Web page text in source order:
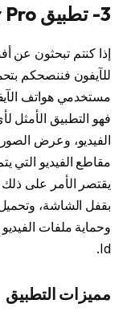
3- تطبيق Video Saver Pro +
إذا كنتم تبحثون عن
للآيفون فننصحكم
فهو التطبيق الأمثل
الفيديو، وعرض
يقتصر الأمر على
بقفل الشاشة،
Id.
مميزات التطبيق